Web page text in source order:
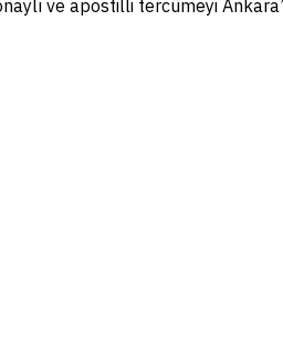
ve apostilli tercümeyi